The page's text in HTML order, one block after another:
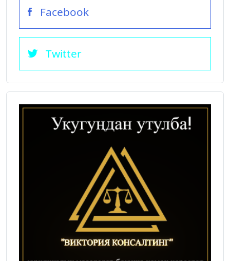
Facebook
Twitter